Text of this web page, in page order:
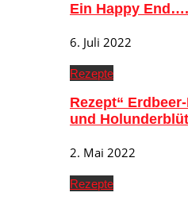
Ein Happy End….
6. Juli 2022
Rezepte
Rezept“
und
2. Mai 2022
Rezepte